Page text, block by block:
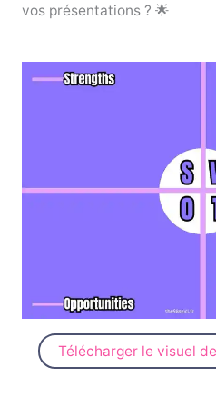
vos présentations ? 🌟
Télécharger le visuel